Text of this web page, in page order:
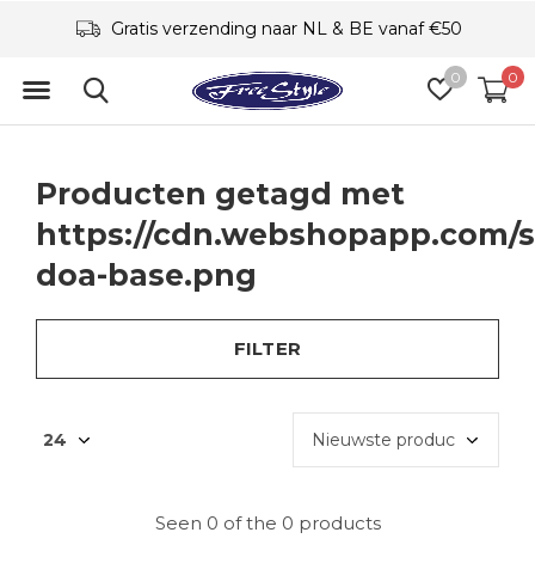
0 0
Gratis verzending naar NL & BE vanaf €50
Producten getagd met
https://cdn.webshopapp.com/
doa-base.png
FILTER
Seen 0 of the 0 products